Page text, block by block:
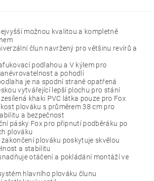
možnou kvalitou a kompletně
člun navržený pro většinu revírů a
podlahou a V kýlem pro
a pohodlí
je na spodní straně opatřená
vytvářející lepší plochu pro stání
khaki PVC látka pouze pro Fox
plováku s průměrem 38 cm pro
a bezpečnost
pásky Fox pro připnutí podběráku po
plováku
plováku poskytuje skvělou
a stabilitu
otáčení a pokládání montáží ve
hlavního plováku člunu